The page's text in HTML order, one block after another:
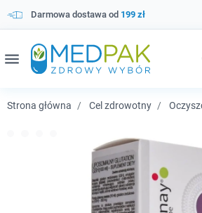
Darmowa dostawa od 199 zł
menu
Strona główna Cel zdrowotny